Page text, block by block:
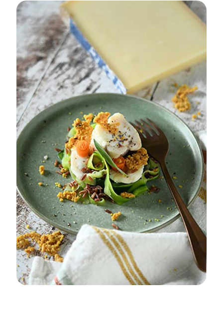
ENTRÉE
Velouté de chou-fleur au Gruyère de
France et brochette de langoustines